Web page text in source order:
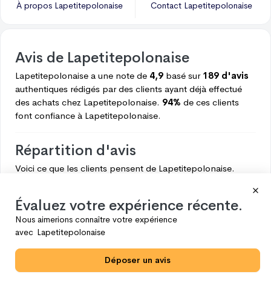
À propos Lapetitepolonaise Contact Lapetitepolonaise
Avis de Lapetitepolonaise
Lapetitepolonaise a une note de 4,9 basé sur 189 d'avis
authentiques rédigés par des clients ayant déjà effectué
des achats chez Lapetitepolonaise. 94% de ces clients
font confiance à Lapetitepolonaise.
Répartition d'avis
Voici ce que les clients pensent de Lapetitepolonaise.
178
4
3
2 0
Évaluez votre expérience récente.
Nous aimerions connaître votre expérience
avec Lapetitepolonaise
Déposer un avis